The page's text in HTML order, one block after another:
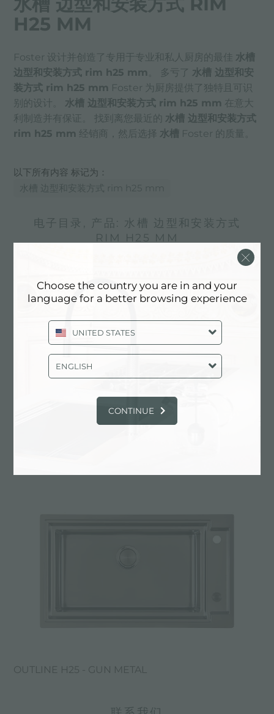
H25 MM
Foster 设计并创造了专用于专业和私人厨房的最佳 水槽
边型和安装方式 rim h25 mm
。 多亏了 水槽 边型和安
装方式 rim h25 mm
Foster 为厨房提供了独特且可识
别的设计。 水槽 边型和安装方式 rim h25 mm 在意大
利制造并有保证。 找到离您最近的 水槽 边型和安装方式
rim h25 mm 经销商，然后选择 水槽 Foster 的质量。
以下所有内容 标记为：
水槽 边型和安装方式 rim h25 mm
电子目录, 产品: 水槽 边型和安装方式
RIM H25 MM
OUTLINE H25 - GUN METAL
Choose the country you are in and your
language for a better browsing experience
UNITED STATES
ENGLISH
CONTINUE